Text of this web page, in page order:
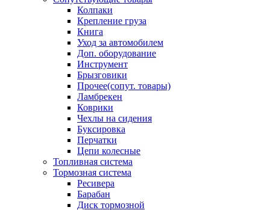
Колпаки
Крепление груза
Книга
Уход за автомобилем
Доп. оборудование
Инструмент
Брызговики
Прочее(сопут. товары)
Ламбрекен
Коврики
Чехлы на сидения
Буксировка
Перчатки
Цепи колесные
Топливная система
Тормозная система
Ресивера
Барабан
Диск тормозной